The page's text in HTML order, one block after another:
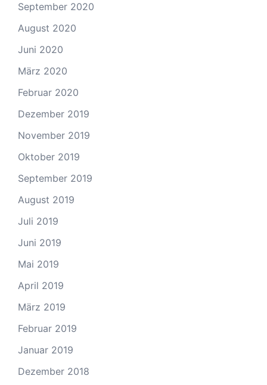
September 2020
August 2020
Juni 2020
März 2020
Februar 2020
Dezember 2019
November 2019
Oktober 2019
September 2019
August 2019
Juli 2019
Juni 2019
Mai 2019
April 2019
März 2019
Februar 2019
Januar 2019
Dezember 2018